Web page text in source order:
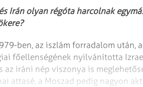
Irán olyan régóta harcolnak
ben, az iszlám forradalom
főellenségének nyilvánította
az iráni nép viszonya is
attasé, a Moszad pedig nagyon